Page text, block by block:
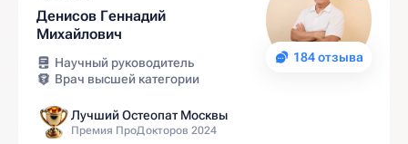
184 отзыва
Денисов Геннадий
Михайлович
Научный руководитель
Врач высшей категории
Лучший Остеопат Москвы
Премия ПроДокторов 2024